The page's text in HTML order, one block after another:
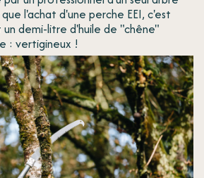
l'achat d'une perche EEI, c'est
un demi-litre d'huile de "chêne"
: vertigineux !